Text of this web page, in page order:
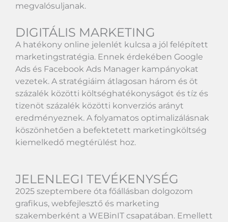
megvalósuljanak.
DIGITÁLIS MARKETING
A hatékony online jelenlét kulcsa a jól felépített
marketingstratégia. Ennek érdekében Google
Ads és Facebook Ads Manager kampányokat
vezetek. A stratégiáim átlagosan három és öt
százalék közötti költséghatékonyságot és tíz és
tizenöt százalék közötti konverziós arányt
eredményeznek. A folyamatos optimalizálásnak
köszönhetően a befektetett marketingköltség
kiemelkedő megtérülést hoz.
JELENLEGI TEVÉKENYSÉG
2025 szeptembere óta főállásban dolgozom
grafikus, webfejlesztő és marketing
szakemberként a WEBinIT csapatában. Emellett